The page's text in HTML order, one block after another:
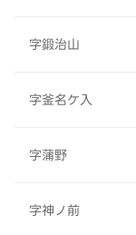
字鍛治山
字釜名ケ入
字蒲野
字神ノ前